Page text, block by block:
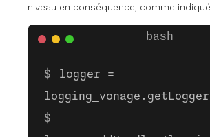
niveau en conséquence, comme
logger =